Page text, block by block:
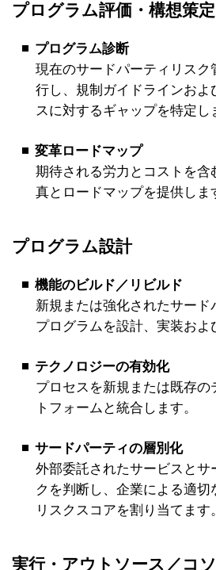
プログラム評価・構想策定
プログラム診断
現在のサードパーティリスク
行し、規制ガイドラインおよ
スに対するギャップを特定し
変革ロードマップ
期待される労力とコストを含
真とロードマップを提供しま
プログラム設計
機能のビルド／リビルド
新規または強化されたサード
プログラムを設計、実装およ
テクノロジーの有効化
プロセスを新規または既存の
トフォームと統合します。
サードパーティの層別化
外部委託されたサービスとサ
クを判断し、企業による適
リスクスコアを割り当てます。
実行・アウトソース／コ